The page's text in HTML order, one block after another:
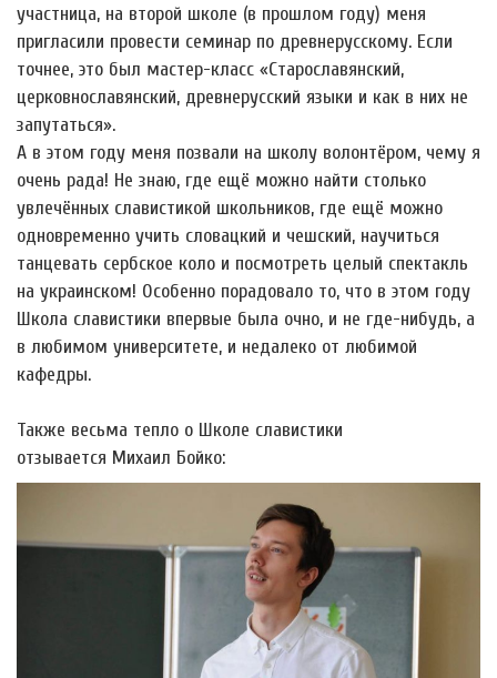
участница, на второй школе (в прошлом году) меня
пригласили провести семинар по древнерусскому. Если
точнее, это был мастер-класс «Старославянский,
церковнославянский, древнерусский языки и как в них не
запутаться».
А в этом году меня позвали на школу волонтёром, чему я
очень рада! Не знаю, где ещё можно найти столько
увлечëнных славистикой школьников, где ещё можно
одновременно учить словацкий и чешский, научиться
танцевать сербское коло и посмотреть целый спектакль
на украинском! Особенно порадовало то, что в этом году
Школа славистики впервые была очно, и не где-нибудь, а
в любимом университете, и недалеко от любимой
кафедры.
Также весьма тепло о Школе славистики
отзывается Михаил Бойко: